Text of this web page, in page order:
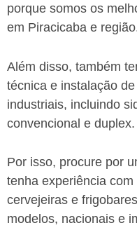
porque somos os
em Piracicaba e
Além disso, também
técnica e instalação
industriais, incluindo
convencional e duplex.
Por isso, procure por
tenha experiência
cervejeiras e
modelos, nacionais e